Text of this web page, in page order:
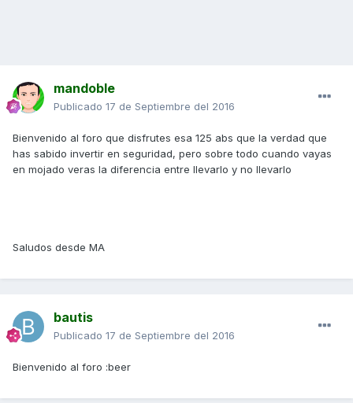
mandoble
Publicado 17 de Septiembre del 2016
Bienvenido al foro que disfrutes esa 125 abs que la verdad que
has sabido invertir en seguridad, pero sobre todo cuando vayas
en mojado veras la diferencia entre llevarlo y no llevarlo
Saludos desde MA
bautis
Publicado 17 de Septiembre del 2016
Bienvenido al foro :beer